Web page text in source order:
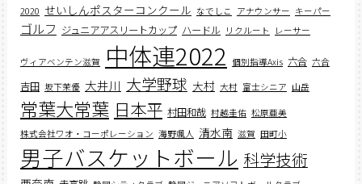
2020 せいしんポスターコンクール なでしこ アナウンサー キーパー
ゴルフ ジュニアアスリートカップ ハードル リクルート レーサー
ヴィアベンテン滋賀 中体連2022 個別指導Axis 六合 六合
吉田 坂下茉優 大井川 大学野球 大村 大村 富士シニア 山岳
常葉大常葉 日本平 村田和哉 村越圭佑 松原亜美
株式会社ワオ・コーポレーション 海野颯人 清水南 滋賀 田町小
男子バスケットボール 科学技術